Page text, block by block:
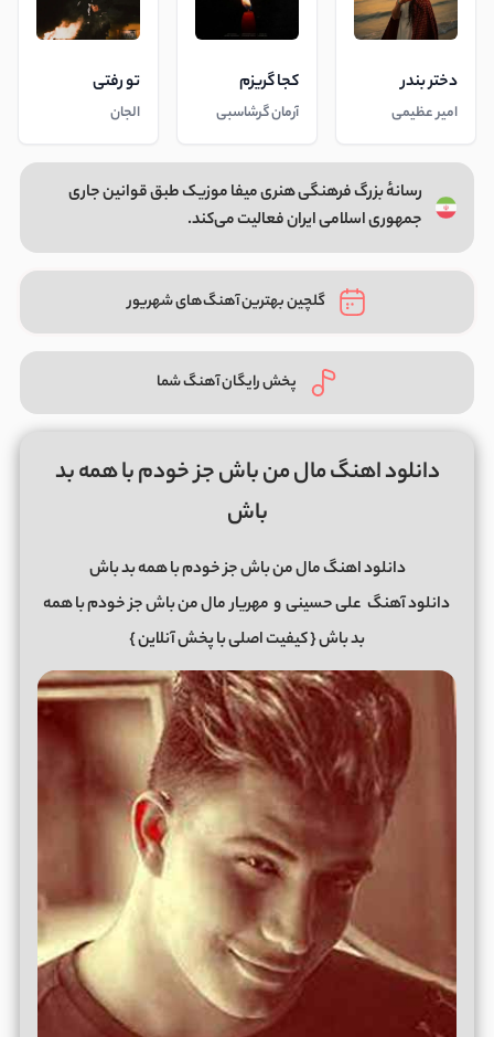
دختر بندر
امیر عظیمی
کجا گریزم
آرمان گرشاسبی
تو رفتی
الجان
رسانهٔ بزرگ فرهنگی هنری میفا موزیک طبق قوانین جاری
جمهوری اسلامی ایران فعالیت می‌کند.
گلچین بهترین آهنگ‌های شهریور
پخش رایگان آهنگ شما
دانلود اهنگ مال من باش جز خودم با همه بد
باش
دانلود اهنگ مال من باش جز خودم با همه بد باش
دانلود آهنگ علی حسینیو مهریارمال من باش جز خودم با همه
بد باش{ کیفیت اصلی با پخش آنلاین }